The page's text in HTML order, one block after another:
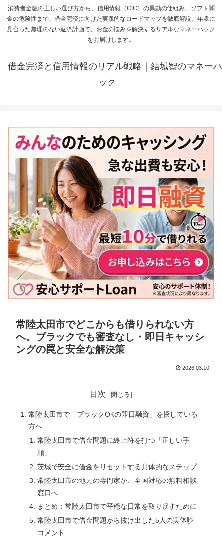
消費者金融の正しい選び方から、信用情報（CIC）の異動の仕組み、ソフト闇
金の危険性まで、借金完済に向けた実践的なロードマップを徹底解説。年収に
見合った無理のない返済計画で、お金の悩みを解決するリアルなマネーハック
をお届けします。
借金完済と信用情報のリアル戦略｜結城智のマネーハ
ック
常陸太田市でどこからも借りられない方
へ。ブラックでも審査なし・即日キャッシ
ングの罠と安全な解決策
2026.03.10
目次
常陸太田市で「ブラックOKの即日融資」を探している
方へ
常陸太田市で借金問題に終止符を打つ「正しい手
順」
茨城で安全に借金をリセットする具体的なステップ
常陸太田市の地元の専門家か、全国対応の無料相談
窓口へ
まとめ：常陸太田市で平穏な日常を取り戻すために
常陸太田市で借金問題から抜け出した5人の実体験
コメント